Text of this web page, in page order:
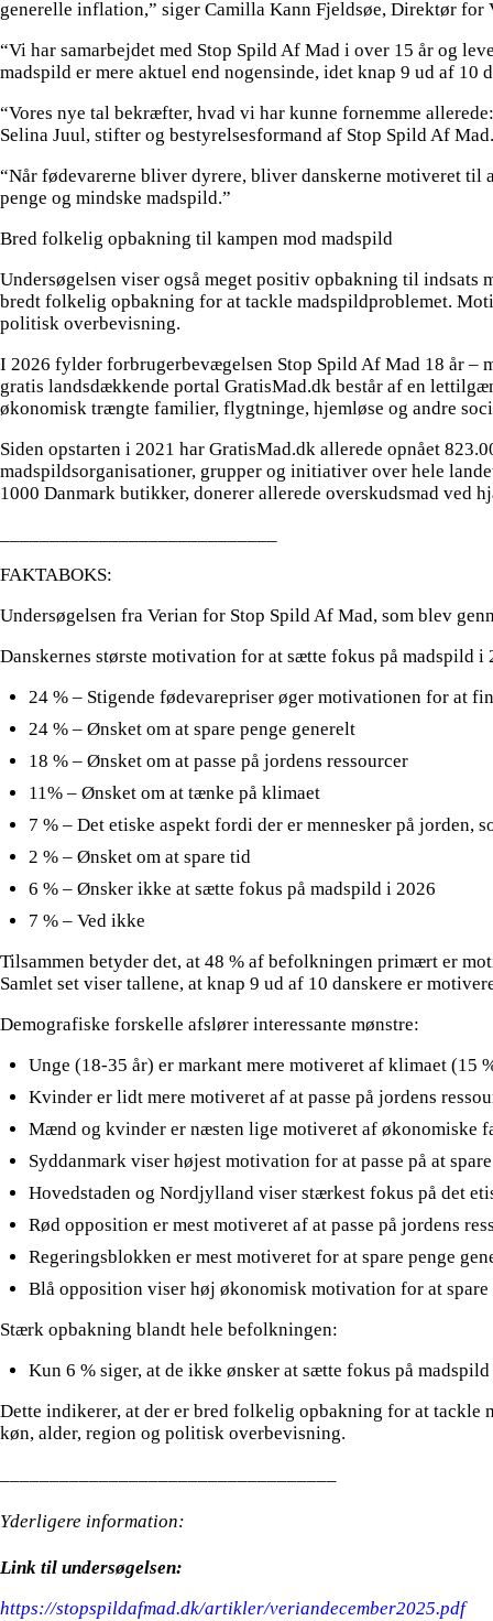
generelle inflation,” siger Camilla Kann Fjeldsøe, Direktør
“Vi har samarbejdet med Stop Spild Af Mad i over 15 år og
madspild er mere aktuel end nogensinde, idet knap 9 ud af
“Vores nye tal bekræfter, hvad vi har kunne fornemme
Selina Juul, stifter og bestyrelsesformand af Stop Spild Af Mad.
“Når fødevarerne bliver dyrere, bliver danskerne motiveret til
penge og mindske madspild.”
Bred folkelig opbakning til kampen mod madspild
Undersøgelsen viser også meget positiv opbakning til indsats
bredt folkelig opbakning for at tackle madspildproblemet.
politisk overbevisning.
I 2026 fylder forbrugerbevægelsen Stop Spild Af Mad 18 år –
gratis landsdækkende portal GratisMad.dk består af en
økonomisk trængte familier, flygtninge, hjemløse og andre
Siden opstarten i 2021 har GratisMad.dk allerede opnået
madspildsorganisationer, grupper og initiativer over hele
1000 Danmark butikker, donerer allerede overskudsmad ved
FAKTABOKS:
Undersøgelsen fra Verian for Stop Spild Af Mad, som blev
Danskernes største motivation for at sætte fokus på madspild i
24 % – Stigende fødevarepriser øger motivationen for at
24 % – Ønsket om at spare penge generelt
18 % – Ønsket om at passe på jordens ressourcer
11% – Ønsket om at tænke på klimaet
7 % – Det etiske aspekt fordi der er mennesker på jorden,
2 % – Ønsket om at spare tid
6 % – Ønsker ikke at sætte fokus på madspild i 2026
7 % – Ved ikke
Tilsammen betyder det, at 48 % af befolkningen primært er
Samlet set viser tallene, at knap 9 ud af 10 danskere er
Demografiske forskelle afslører interessante mønstre:
Unge (18-35 år) er markant mere motiveret af klimaet (15
Kvinder er lidt mere motiveret af at passe på jordens
Mænd og kvinder er næsten lige motiveret af økonomiske
Syddanmark viser højest motivation for at passe på at
Hovedstaden og Nordjylland viser stærkest fokus på det
Rød opposition er mest motiveret af at passe på jordens
Regeringsblokken er mest motiveret for at spare penge
Blå opposition viser høj økonomisk motivation for at spare
Stærk opbakning blandt hele befolkningen:
Kun 6 % siger, at de ikke ønsker at sætte fokus på
Dette indikerer, at der er bred folkelig opbakning for at
køn, alder, region og politisk overbevisning.
Yderligere information:
Link til undersøgelsen:
https://stopspildafmad.dk/artikler/veriandecember2025.pdf